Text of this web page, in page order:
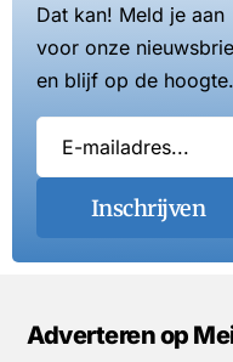
Dat kan! Meld je aan
voor onze
en blijf op de hoogte.
Inschrijven
Adverteren op